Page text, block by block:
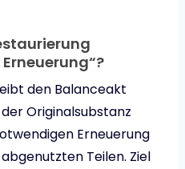
den Balanceakt
Originalsubstanz
Erneuerung
Teilen. Ziel